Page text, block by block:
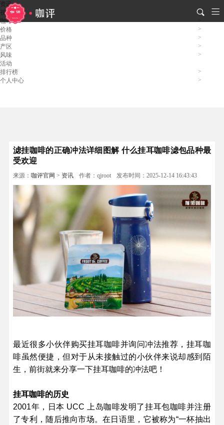
资讯
视频
咖啡
价格
品种
产区
风味
活动
排行榜
个人中心
滤挂咖啡的正确冲法详细图解 什么挂耳咖啡滤包品种最
受欢迎
来源：咖评官网 > 资讯 作者：qjroot 发布时间：2025-12-14 16:43:43
最近很多小伙伴购买挂耳咖啡并询问冲法推荐，挂耳咖
啡虽然便捷，但对于从未接触过的小伙伴来说却感到陌
生，前街就来分享一下挂耳咖啡的冲法吧！
挂耳咖啡的历史
2001年，日本 UCC 上岛咖啡发明了挂耳包咖啡并注册
了专利，随后推向市场。在日语里，它被称为“一杯抽出